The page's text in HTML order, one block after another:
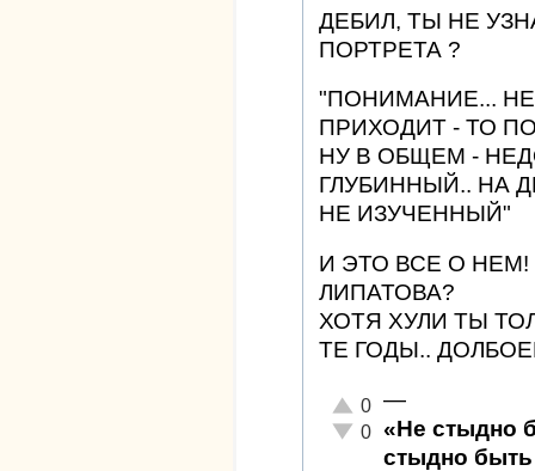
ДЕБИЛ, ТЫ НЕ
ПОРТРЕТА ?
"ПОНИМАНИЕ...
ПРИХОДИТ - ТО
НУ В ОБЩЕМ -
ГЛУБИННЫЙ.. НА
НЕ ИЗУЧЕННЫЙ"
И ЭТО ВСЕ О
ЛИПАТОВА?
ХОТЯ ХУЛИ ТЫ
ТЕ ГОДЫ..
Отлично!
0
Неадекватно!
0
—
«Не стыдно
стыдно быть